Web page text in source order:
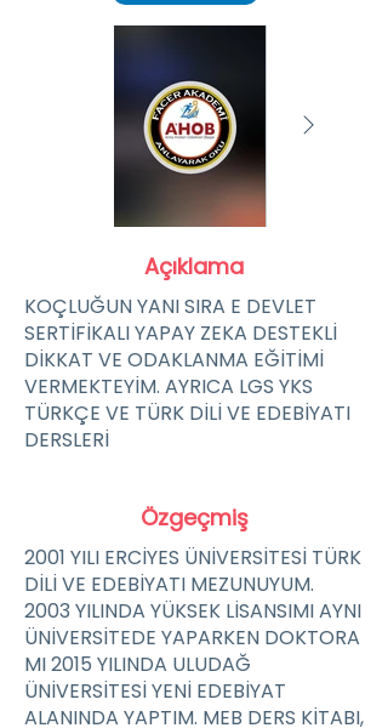
WhatsApp Image 2025-09-28
at 14.42.55.jpeg
Açıklama
KOÇLUĞUN YANI SIRA E DEVLET
SERTİFİKALI YAPAY ZEKA DESTEKLİ
DİKKAT VE ODAKLANMA EĞİTİMİ
VERMEKTEYİM. AYRICA LGS YKS
TÜRKÇE VE TÜRK DİLİ VE EDEBİYATI
DERSLERİ
Özgeçmiş
2001 YILI ERCİYES ÜNİVERSİTESİ TÜRK
DİLİ VE EDEBİYATI MEZUNUYUM.
2003 YILINDA YÜKSEK LİSANSIMI AYNI
ÜNİVERSİTEDE YAPARKEN DOKTORA
MI 2015 YILINDA ULUDAĞ
ÜNİVERSİTESİ YENİ EDEBİYAT
ALANINDA YAPTIM. MEB DERS KİTABI,